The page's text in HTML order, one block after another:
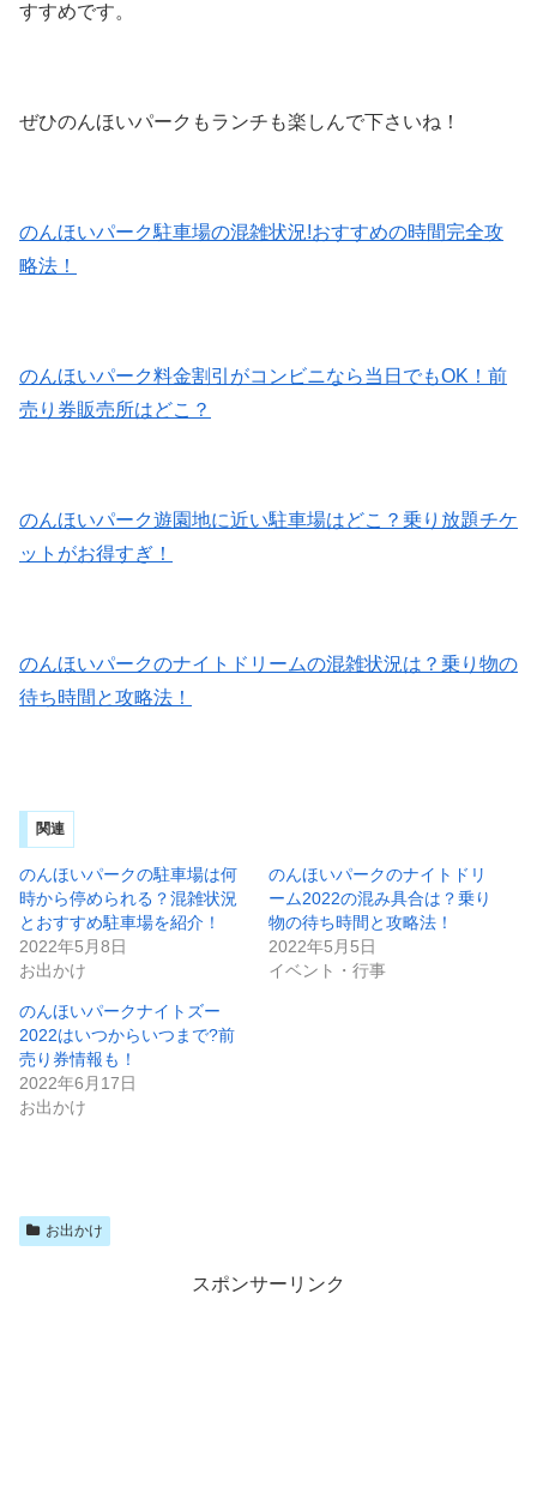
すすめです。
ぜひのんほいパークもランチも楽しんで下さいね！
のんほいパーク駐車場の混雑状況!おすすめの時間完全攻
略法！
のんほいパーク料金割引がコンビニなら当日でもOK！前
売り券販売所はどこ？
のんほいパーク遊園地に近い駐車場はどこ？乗り放題チケ
ットがお得すぎ！
のんほいパークのナイトドリームの混雑状況は？乗り物の
待ち時間と攻略法！
関連
のんほいパークの駐車場は何
時から停められる？混雑状況
とおすすめ駐車場を紹介！
2022年5月8日
お出かけ
のんほいパークのナイトドリ
ーム2022の混み具合は？乗り
物の待ち時間と攻略法！
2022年5月5日
イベント・行事
のんほいパークナイトズー
2022はいつからいつまで?前
売り券情報も！
2022年6月17日
お出かけ
お出かけ
スポンサーリンク